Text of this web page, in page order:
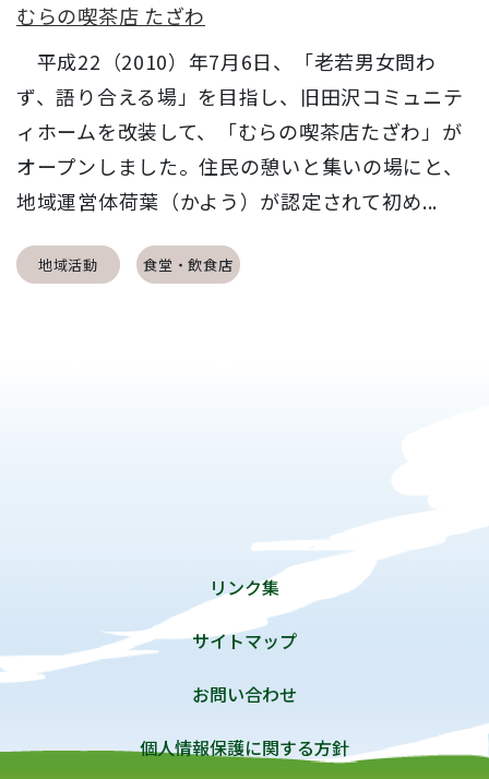
むらの喫茶店 たざわ
平成22（2010）年7月6日、「老若男女問わ
ず、語り合える場」を目指し、旧田沢コミュニテ
ィホームを改装して、「むらの喫茶店たざわ」が
オープンしました。住民の憩いと集いの場にと、
地域運営体荷葉（かよう）が認定されて初め...
地域活動 食堂・飲食店
リンク集
サイトマップ
お問い合わせ
個人情報保護に関する方針